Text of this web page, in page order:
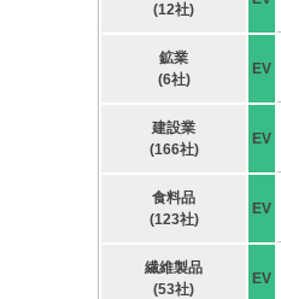
(12社)
鉱業
(6社)
EV
建設業
(166社)
EV
食料品
(123社)
EV
繊維製品
(53社)
EV